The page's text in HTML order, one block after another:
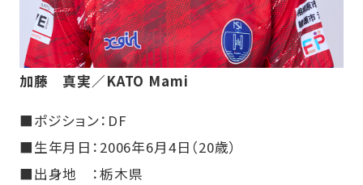
加藤 真実／KATO Mami
■ポジション：DF
■生年月日：2006年6月4日（20歳）
■出身地 ：栃木県